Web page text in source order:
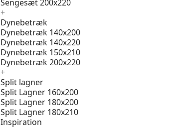
Sengesæt 200x220
+
Dynebetræk
Dynebetræk 140x200
Dynebetræk 140x220
Dynebetræk 150x210
Dynebetræk 200x220
+
Split lagner
Split Lagner 160x200
Split Lagner 180x200
Split Lagner 180x210
Inspiration